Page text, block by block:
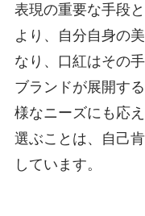
表現の重要な手段
より、自分自身の
なり、口紅はその
ブランドが展開す
様なニーズにも応
選ぶことは、自己
しています。